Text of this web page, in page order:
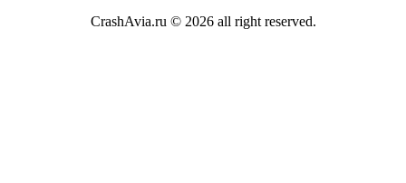
CrashAvia.ru © 2026 all right reserved.